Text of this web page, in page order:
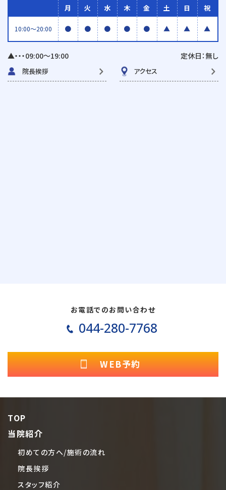
月 火 水 木 金 土 日 祝
10:00〜20:00 ● ● ● ● ● ▲ ▲ ▲
▲・・・09:00〜19:00 定休日：無し
院長挨拶 アクセス
お電話でのお問い合わせ
044-280-7768
WEB予約
TOP
当院紹介
初めての方へ/施術の流れ
院長挨拶
スタッフ紹介